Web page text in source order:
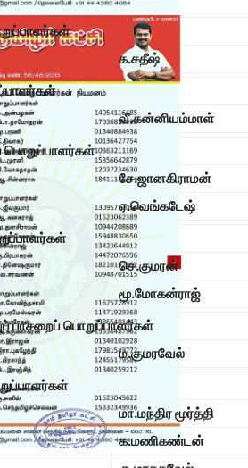
க.சதீஷ்
வீ.கன்னியம்மாள்
பொறுப்பாளர்கள்
சே.ஜானகிராமன்
ஏ.வெங்கடேஷ்
செ.குமரன்
மூ.மோகன்ராஜ்
பாசறைப் பொறுப்பாளர்கள்
ம.குமரவேல்
மா.மந்திர மூர்த்தி
க.மணிகண்டன்